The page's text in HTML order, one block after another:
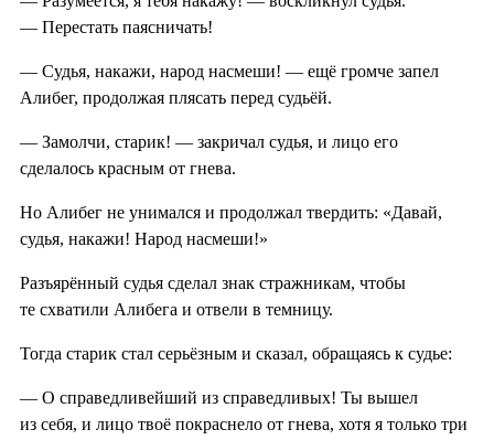
— Перестать паясничать!
— Судья, накажи, народ насмеши! — ещё громче запел
Алибег, продолжая плясать перед судьёй.
— Замолчи, старик! — закричал судья, и лицо его
сделалось красным от гнева.
Но Алибег не унимался и продолжал твердить: «Давай,
судья, накажи! Народ насмеши!»
Разъярённый судья сделал знак стражникам, чтобы
те схватили Алибега и отвели в темницу.
Тогда старик стал серьёзным и сказал, обращаясь к судье:
— О справедливейший из справедливых! Ты вышел
из себя, и лицо твоё покраснело от гнева, хотя я только три